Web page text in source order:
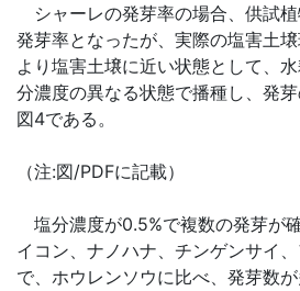
シャーレの発芽率の場合、供試
発芽率となったが、実際の塩害土壌
より塩害土壌に近い状態として、
分濃度の異なる状態で播種し、発
図4である。
（注:図/PDFに記載）
塩分濃度が0.5%で複数の発芽が
イコン、ナノハナ、チンゲンサイ
で、ホウレンソウに比べ、発芽数